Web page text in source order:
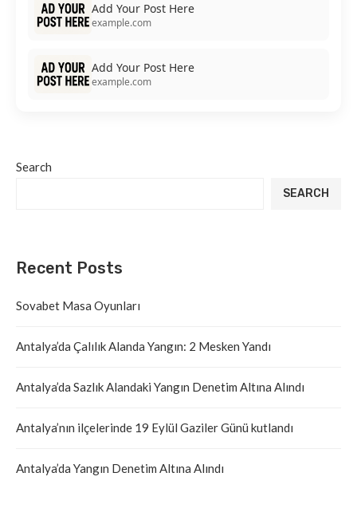
Add Your Post Here
example.com
Add Your Post Here
example.com
Search
SEARCH
Recent Posts
Sovabet Masa Oyunları
Antalya’da Çalılık Alanda Yangın: 2 Mesken Yandı
Antalya’da Sazlık Alandaki Yangın Denetim Altına Alındı
Antalya’nın ilçelerinde 19 Eylül Gaziler Günü kutlandı
Antalya’da Yangın Denetim Altına Alındı